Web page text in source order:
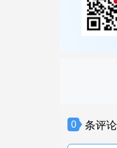
0 条评论